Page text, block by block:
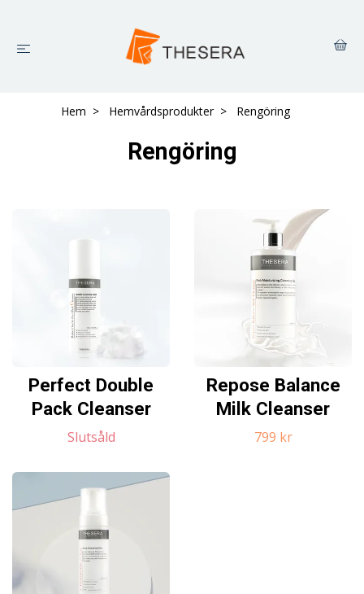
Hem Hemvårdsprodukter Rengöring
Rengöring
Perfect Double
Pack Cleanser
Slutsåld
Repose Balance
Milk Cleanser
799 kr